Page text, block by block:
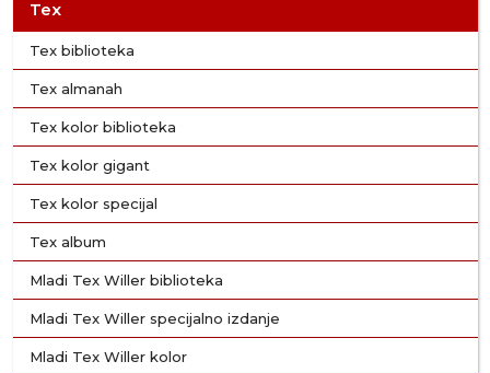
Tex
Tex biblioteka
Tex almanah
Tex kolor biblioteka
Tex kolor gigant
Tex kolor specijal
Tex album
Mladi Tex Willer biblioteka
Mladi Tex Willer specijalno izdanje
Mladi Tex Willer kolor